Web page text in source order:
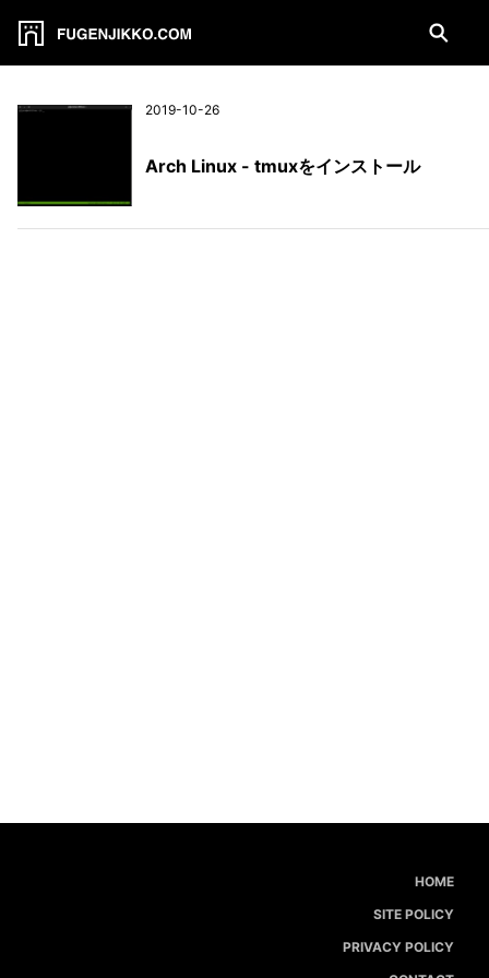
2019-10-26
Arch Linux - tmuxをインストール
HOME
SITE POLICY
PRIVACY POLICY